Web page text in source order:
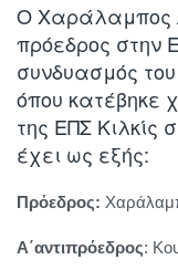
O Χαράλαμπος
πρόεδρος στην
συνδυασμός
όπου κατέβηκε
της ΕΠΣ Κιλκίς
έχει ως εξής:
Πρόεδρος:
Α΄αντιπρόεδρος: